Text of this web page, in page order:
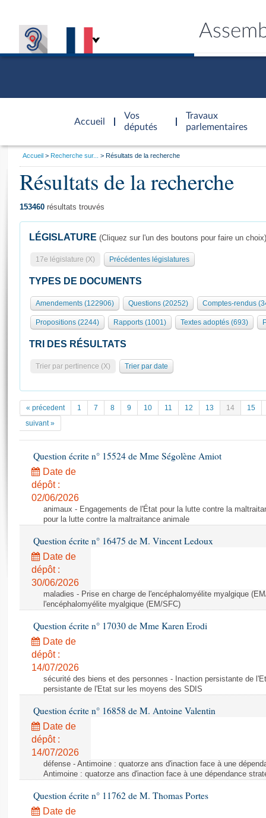
Accueil
d'accueil
Vos
députés
Travaux
parlementaires
Présidence
577 députés
Groupes politiques
Séance publique
Commissions et autres organes
Europe et International
Pétitions
Documents parlementaires
Projets de loi
Propositions de loi
Amendements
Textes adoptés
Rapports d'information
Rapports législatifs
Rapports sur l'application des lois
Baromètre de l’application des lois
Dossiers législatifs
Budget et sécurité sociale
Questions écrites et orales
Comptes rendus des débats
Général
Rôle et pouvoirs de l'Assemblée
Organisation de l'Assemblée
Présidence Conférence des Présidents Bureau Collège des
Statistiques et chiffres clés
Documents de référence
( Constitution | Règlement de l'Assemblée ... )
Histoire
Juniors
Anciennes législatures
Liens vers les sites publics
Visiter l'Assemblée
Visite virtuelle du palais Bourbon
Assister à une séance
La Bibliothèque
Les archives
Contacts et plan d'accès
Photos libres de droit
Vous
Accueil Recherche sur... Résultats de la recherche
Résultats de la recherche
153460 résultats trouvés
LÉGISLATURE (Cliquez sur l'un des boutons pour faire un choix)
17e législature (X) Précédentes législatures
TYPES DE DOCUMENTS
Amendements (122906) Questions (20252) Comptes-rendus
Propositions (2244) Rapports (1001) Textes adoptés (693)
TRI DES RÉSULTATS
Trier par pertinence (X) Trier par date
« précedent 1 7 8 9 10 11 12 13 14
15
suivant »
Question écrite n° 15524 de Mme Ségolène Amiot
Date de
dépôt :
02/06/2026
animaux - Engagements de l'État pour la lutte contre la
pour la lutte contre la maltraitance animale
Question écrite n° 16475 de M. Vincent Ledoux
Date de
dépôt :
30/06/2026
maladies - Prise en charge de l'encéphalomyélite myalgique
l'encéphalomyélite myalgique (EM/SFC)
Question écrite n° 17030 de Mme Karen Erodi
Date de
dépôt :
14/07/2026
sécurité des biens et des personnes - Inaction persistante de
persistante de l'Etat sur les moyens des SDIS
Question écrite n° 16858 de M. Antoine Valentin
Date de
dépôt :
14/07/2026
défense - Antimoine : quatorze ans d'inaction face à une
Antimoine : quatorze ans d'inaction face à une dépendance
Question écrite n° 11762 de M. Thomas Portes
Date de